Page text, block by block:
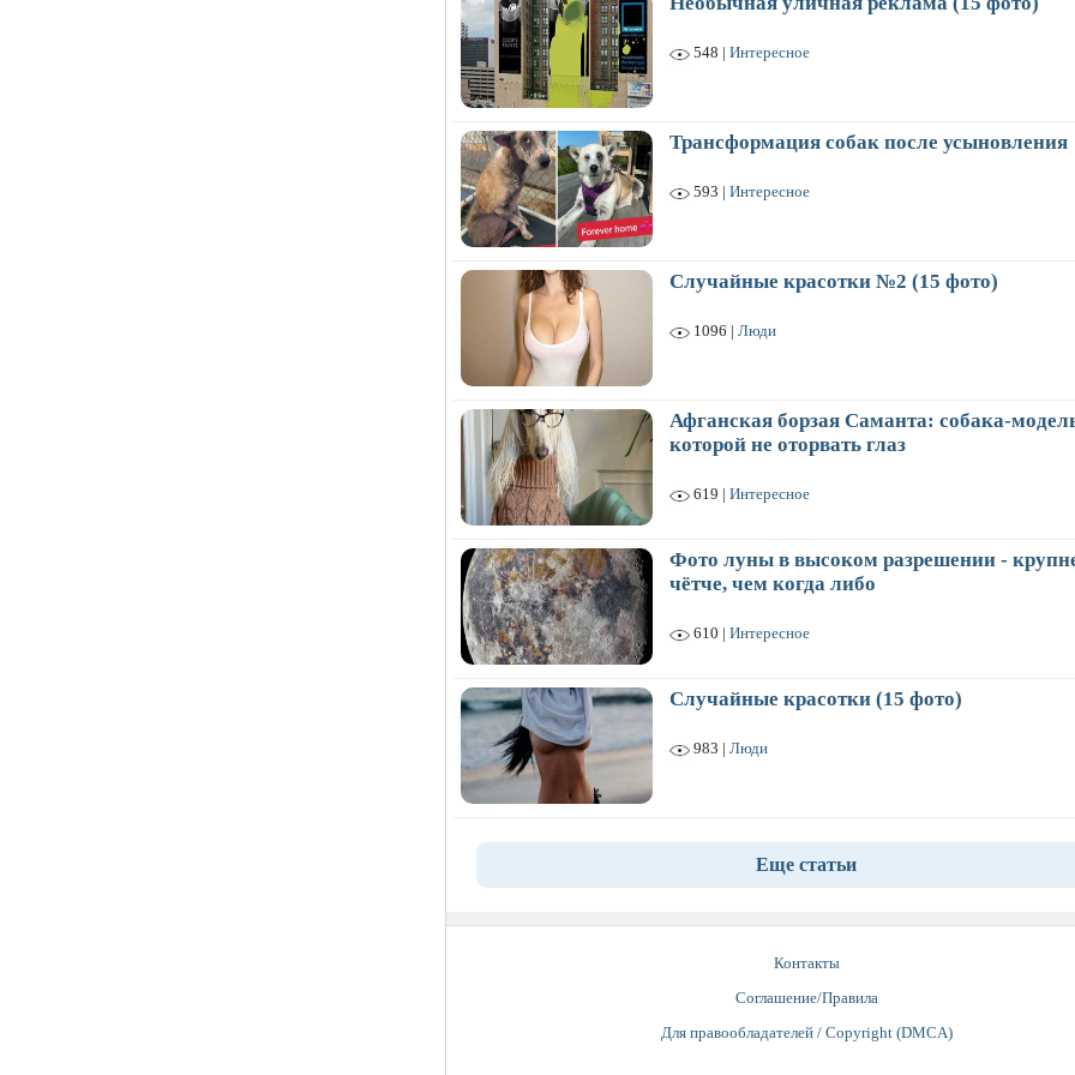
548 | Интересное
Трансформация собак после усыновления
593 | Интересное
Случайные красотки №2 (15 фото)
1096 | Люди
Афганская борзая Саманта: собака-
которой не оторвать глаз
619 | Интересное
Фото луны в высоком разрешении -
чётче, чем когда либо
610 | Интересное
Случайные красотки (15 фото)
983 | Люди
Еще статьи
Контакты
Соглашение/Правила
Для правообладателей / Copyright (DMCA)